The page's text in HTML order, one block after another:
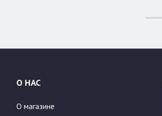
О НАС
О магазине